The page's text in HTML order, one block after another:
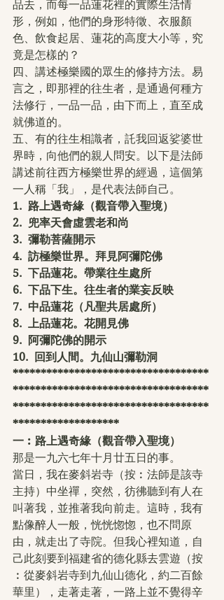
品去，而每一品蓮花裡的實際生活情
形，例如，他們的身形特徵、衣服顏
色、飲食起居、蓮花的高度大小等，究
竟是怎樣的？
四、講述極樂國的眾生的修持方法。易
言之，即那裡的往生者，是通過何種方
法修行，一品一品，由下而上，直至成
就佛道的。
五、有的往生相識者，託我回返娑婆世
界時，向他們的親人問安。以下是法師
講述前往西方極樂世界的經過，這個第
一人稱「我」，是代表法師自己。
1. 路上遇奇緣（觀音帶入聖境）
2. 兜率天會虛雲老和尚
3. 彌勒菩薩開示
4. 訪極樂世界。拜見阿彌陀佛
5. 下品蓮花。帶業往生處所
6. 下品下生。往生者的業妄反映
7. 中品蓮花（凡聖共居處所）
8. 上品蓮花。花開見佛
9. 阿彌陀佛的開示
10.
回到人間。九仙山彌勒洞
***********************************
***********************************
***********************************
*******************
一︰路上遇奇緣（觀音帶入聖境）
那是一九六七年十月廿五日的事。
當日，我在麥斜岩寺（按︰法師是該寺
主持）中坐禪，突然，彷彿聽到有人在
叫著我，並推著我向前走。這時，我有
點像醉人一般，恍恍惚惚，也不問原
由，就走出了寺院。但我心裡知道，自
己此刻要到福建省的德化縣去雲遊（按
︰從麥斜岩寺到九仙山德化，約二百餘
華里），走著走著，一路上並不覺得辛